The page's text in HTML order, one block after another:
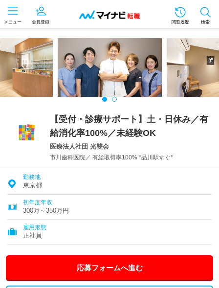
メニュー 会員登録 閲覧履歴 検索
【受付・診療サポート】土・日休み／有
給消化率100%／未経験OK
医療法人社団 光雙会
市川歯科医院／ 有給取得率100% *品川駅すぐ*
勤務地
東京都
初年度年収
300万～350万円
雇用形態
正社員
応募フォームへ進む